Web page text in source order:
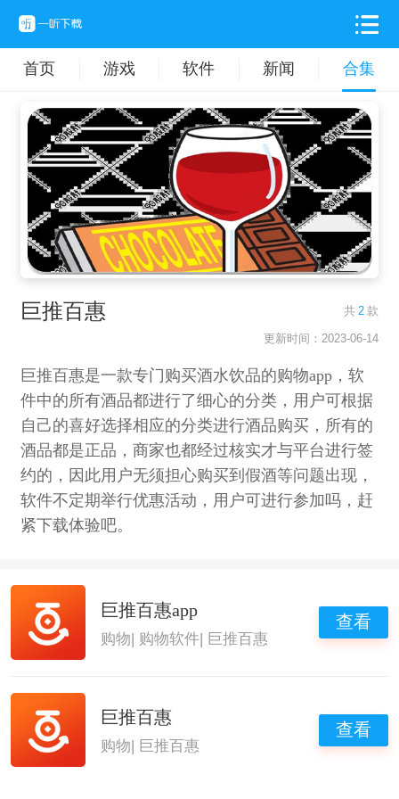
首页 游戏 软件 新闻 合集
巨推百惠 共 2 款
更新时间：2023-06-14
巨推百惠是一款专门购买酒水饮品的购物app，软
件中的所有酒品都进行了细心的分类，用户可根据
自己的喜好选择相应的分类进行酒品购买，所有的
酒品都是正品，商家也都经过核实才与平台进行签
约的，因此用户无须担心购买到假酒等问题出现，
软件不定期举行优惠活动，用户可进行参加吗，赶
紧下载体验吧。
巨推百惠app
购物| 购物软件| 巨推百惠
查看
巨推百惠
购物 巨推百惠
查看